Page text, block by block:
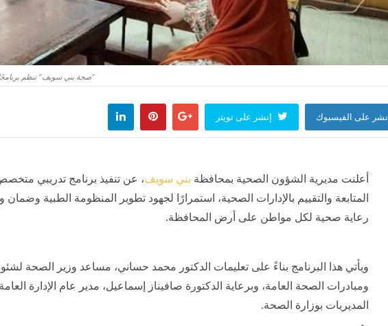
"صحة بني سويف" تنظم برنامجًا
إنشر على الفيسبوك إنشر على تويتر
أعلنت مديرية الشؤون الصحية بمحافظة بني سويف، عن تنفيذ برنامج تدريبي
المتابعة والتقييم بالإدارات الصحية، استمرارًا لجهود تطوير المنظومة الطبية
رعاية صحية لكل مواطن على أرض المحافظة.
ويأتي هذا البرنامج بناءً على تعليمات الدكتور محمد حساني، مساعد وزير الصحة
ومبادرات الصحة العامة، وبرعاية الدكتورة صافيناز إسماعيل، مدير عام الإدارة
المديريات بوزارة الصحة.